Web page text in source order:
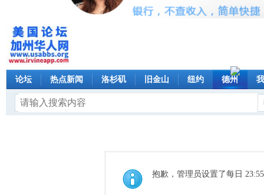
论坛 热点新闻 洛杉矶 旧金山 纽约 德州
抱歉，管理员设置了每日